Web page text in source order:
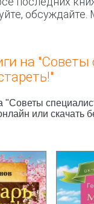
на "Советы
"Советы
или скачать